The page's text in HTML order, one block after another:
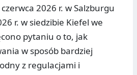
2026 r. w Salzburgu
r. w siedzibie Kiefel we
pytaniu o to, jak
w sposób bardziej
z regulacjami i